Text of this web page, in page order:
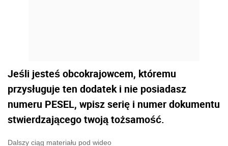
Jeśli jesteś obcokrajowcem, któremu
przysługuje ten dodatek i nie posiadasz
numeru PESEL, wpisz serię i numer dokumentu
stwierdzającego twoją tożsamość.
Dalszy ciąg materiału pod wideo